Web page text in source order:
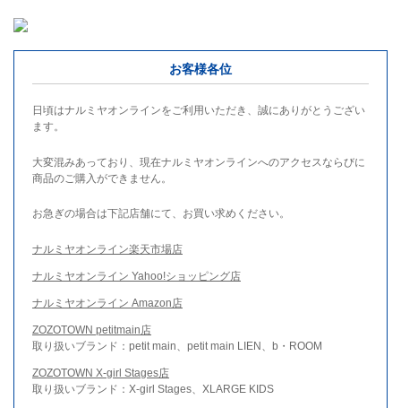
お客様各位
日頃はナルミヤオンラインをご利用いただき、誠にありがとうござい
ます。
大変混みあっており、現在ナルミヤオンラインへのアクセスならびに
商品のご購入ができません。
お急ぎの場合は下記店舗にて、お買い求めください。
ナルミヤオンライン楽天市場店
ナルミヤオンライン Yahoo!ショッピング店
ナルミヤオンライン Amazon店
ZOZOTOWN petitmain店
取り扱いブランド：petit main、petit main LIEN、b・ROOM
ZOZOTOWN X-girl Stages店
取り扱いブランド：X-girl Stages、XLARGE KIDS